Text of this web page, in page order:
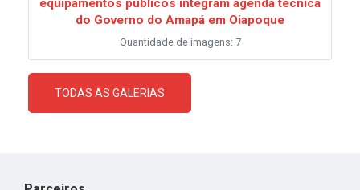
do Governo do Amapá em Oiapoque
Quantidade de imagens: 7
TODAS AS GALERIAS